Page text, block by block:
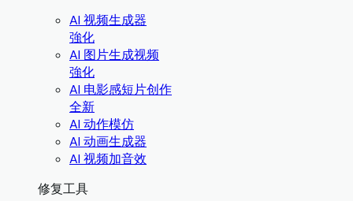
AI 视频生成器
強化
AI 图片生成视频
強化
AI 电影感短片创作
全新
AI 动作模仿
AI 动画生成器
AI 视频加音效
修复工具